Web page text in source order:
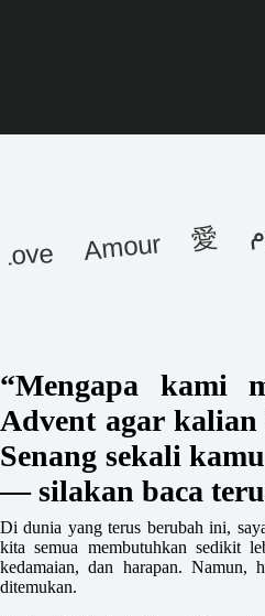
Amour 愛
“Mengapa kami
Advent agar
Senang sekali
— silakan baca
Di dunia yang terus berubah ini,
kita semua membutuhkan sedikit
kedamaian, dan harapan. Namun,
ditemukan.